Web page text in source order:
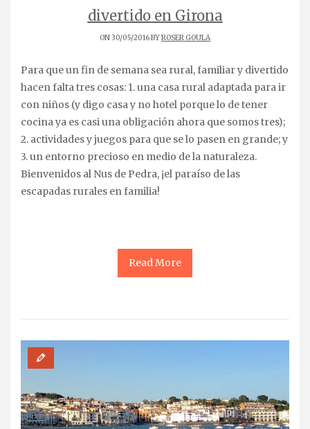
divertido en Girona
ON 30/05/2016 BYROSER GOULA
Para que un fin de semana sea rural, familiar y divertido
hacen falta tres cosas: 1. una casa rural adaptada para ir
con niños (y digo casa y no hotel porque lo de tener
cocina ya es casi una obligación ahora que somos tres);
2. actividades y juegos para que se lo pasen en grande; y
3. un entorno precioso en medio de la naturaleza.
Bienvenidos al Nus de Pedra, ¡el paraíso de las
escapadas rurales en familia!
Read More